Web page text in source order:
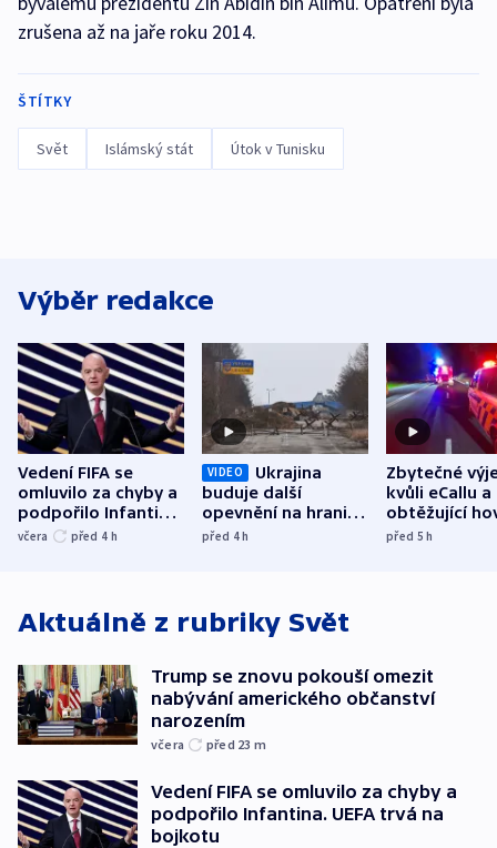
zrušena až na jaře roku 2014.
ŠTÍTKY
Svět Islámský stát Útok v Tunisku
Výběr redakce
Vedení FIFA se
omluvilo za chyby a
podpořilo Infantina.
UEFA trvá na
včera před 4 h
VIDEO
Ukrajina
buduje další
opevnění na hranici
s Běloruskem
před 4h
Zbytečné
kvůli eCallu a
obtěžující
zdržují
před 5h
Aktuálně z rubriky Svět
Trump se znovu pokouší omezit
nabývání amerického občanství
narozením
včera před 23 m
Vedení FIFA se omluvilo za chyby a
podpořilo Infantina. UEFA trvá na
bojkotu